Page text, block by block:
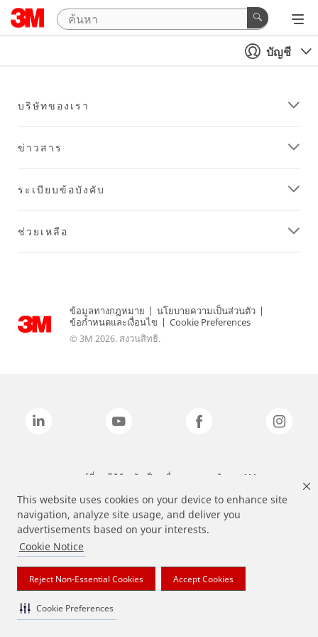
This website uses cookies on your device to enhance site
navigation, analyze site usage, and deliver you
advertisements based on your interests.
Cookie Notice
Reject Non-Essential Cookies Accept Cookies
Cookie Preferences
บัญชี
บริษัทของเรา
ข่าวสาร
ระเบียบข้อบังคับ
ช่วยเหลือ
ข้อมูลทางกฎหมาย | นโยบายความเป็นส่วนตัว |
ข้อกำหนดและเงื่อนไข | Cookie Preferences
© 3M 2026. สงวนสิทธิ.
แบรนด์ที่ระบุไว้ข้างต้นเป็นเครื่องหมายการค้าของ 3M